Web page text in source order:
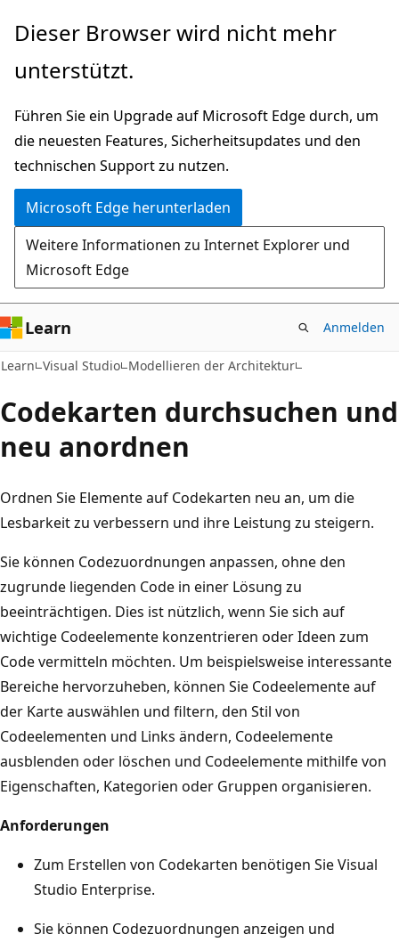
Zu
wechseln
Dieser Browser wird nicht mehr
unterstützt.
Führen Sie ein Upgrade auf Microsoft Edge durch, um
die neuesten Features, Sicherheitsupdates und den
technischen Support zu nutzen.
Microsoft Edge herunterladen
Weitere Informationen zu Internet Explorer und
Microsoft Edge
Learn Anmelden
Learn Visual Studio Modellieren der Architektur
Codekarten durchsuchen und
neu anordnen
Ordnen Sie Elemente auf Codekarten neu an, um die
Lesbarkeit zu verbessern und ihre Leistung zu steigern.
Sie können Codezuordnungen anpassen, ohne den
zugrunde liegenden Code in einer Lösung zu
beeinträchtigen. Dies ist nützlich, wenn Sie sich auf
wichtige Codeelemente konzentrieren oder Ideen zum
Code vermitteln möchten. Um beispielsweise interessante
Bereiche hervorzuheben, können Sie Codeelemente auf
der Karte auswählen und filtern, den Stil von
Codeelementen und Links ändern, Codeelemente
ausblenden oder löschen und Codeelemente mithilfe von
Eigenschaften, Kategorien oder Gruppen organisieren.
Anforderungen
Zum Erstellen von Codekarten benötigen Sie Visual
Studio Enterprise.
Sie können Codezuordnungen anzeigen und